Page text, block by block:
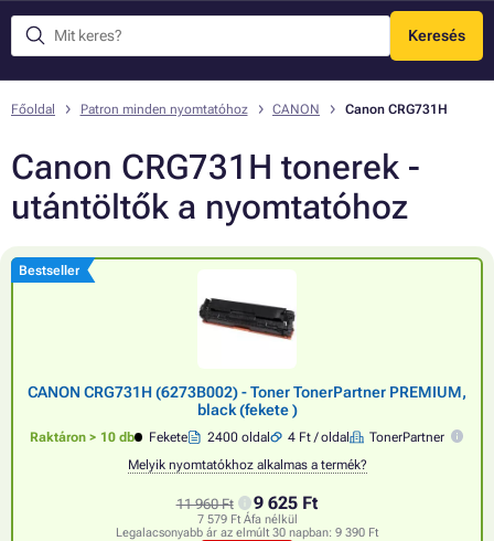
Keresés
Menü
Főoldal Patron minden nyomtatóhoz CANON Canon CRG731H
Canon CRG731H tonerek -
utántöltők a nyomtatóhoz
Bestseller
CANON CRG731H (6273B002) - Toner TonerPartner PREMIUM,
black (fekete )
Raktáron > 10 db Fekete 2400 oldal 4 Ft / oldal
TonerPartner
Melyik nyomtatókhoz alkalmas a termék?
11 960 Ft 9 625 Ft
7 579 Ft Áfa nélkül
Legalacsonyabb ár az elmúlt 30 napban: 9 390 Ft